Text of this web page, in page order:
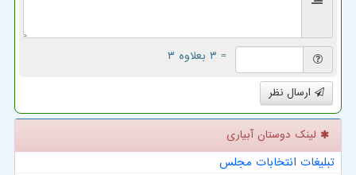
= ۳ بعلاوه ۳
ارسال نظر
لینک دوستان آبیاری
تبلیغات انتخابات مجلس